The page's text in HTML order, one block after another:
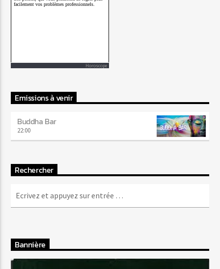
Horoscope
Emissions à venir
Buddha Bar
22:00
Rechercher
Bannière